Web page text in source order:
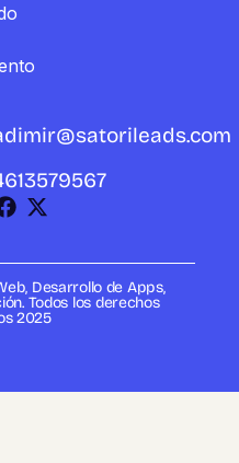
Desarrollo de Apps,
Todos los derechos
2025